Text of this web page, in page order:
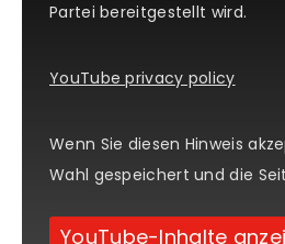
Partei bereitgestellt wird.
YouTube privacy policy
Wenn Sie diesen Hinweis
Wahl gespeichert und die
YouTube-Inhalte